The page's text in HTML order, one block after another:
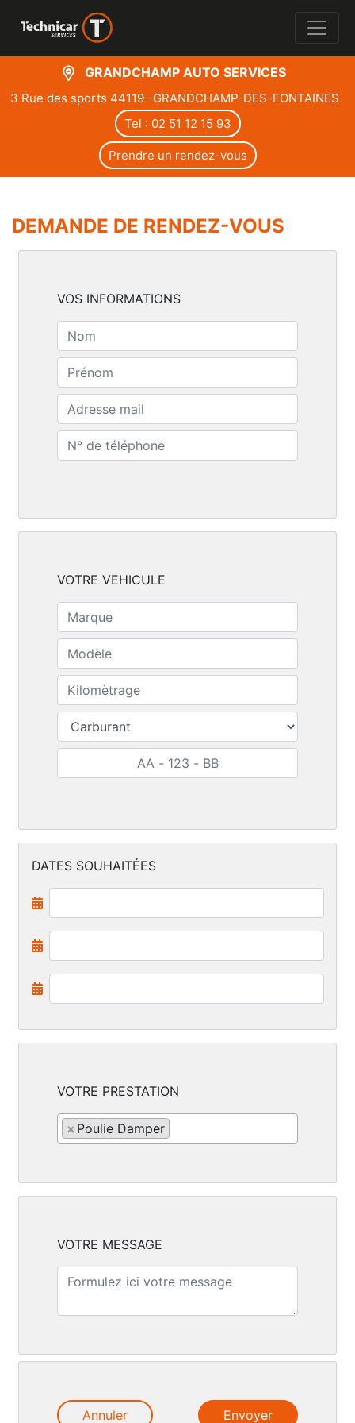
GRANDCHAMP AUTO SERVICES
3 Rue des sports 44119 -GRANDCHAMP-DES-FONTAINES
Tel : 02 51 12 15 93
Prendre un rendez-vous
DEMANDE DE RENDEZ-VOUS
VOS INFORMATIONS
VOTRE VEHICULE
DATES SOUHAITÉES
VOTRE PRESTATION
× Poulie Damper
VOTRE MESSAGE
Annuler